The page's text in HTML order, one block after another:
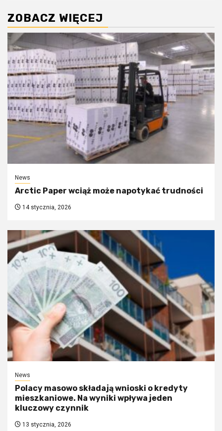
ZOBACZ WIĘCEJ
News
Arctic Paper wciąż może napotykać trudności
14 stycznia, 2026
News
Polacy masowo składają wnioski o kredyty
mieszkaniowe. Na wyniki wpływa jeden
kluczowy czynnik
13 stycznia, 2026